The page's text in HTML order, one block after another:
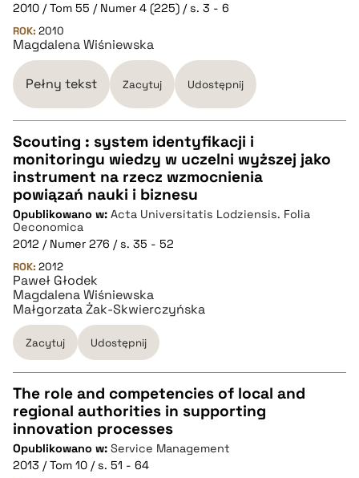
pobierz cytat
BIBTEX
pobierz cytat
2010 / Tom 55 / Numer 4 (225) / s. 3 - 6
ROK: 2010
Magdalena Wiśniewska
Pełny tekst Zacytuj Udostępnij
CZYSTY TEKST
pobierz cytat
BIBTEX
pobierz cytat
Scouting : system identyfikacji i
monitoringu wiedzy w uczelni wyższej jako
instrument na rzecz wzmocnienia
powiązań nauki i biznesu
Opublikowano w: Acta Universitatis Lodziensis. Folia
Oeconomica
2012 / Numer 276 / s. 35 - 52
ROK: 2012
Paweł Głodek
Magdalena Wiśniewska
Małgorzata Żak-Skwierczyńska
Zacytuj Udostępnij
CZYSTY TEKST
pobierz cytat
The role and competencies of local and
regional authorities in supporting
innovation processes
Opublikowano w: Service Management
2013 / Tom 10 / s. 51 - 64